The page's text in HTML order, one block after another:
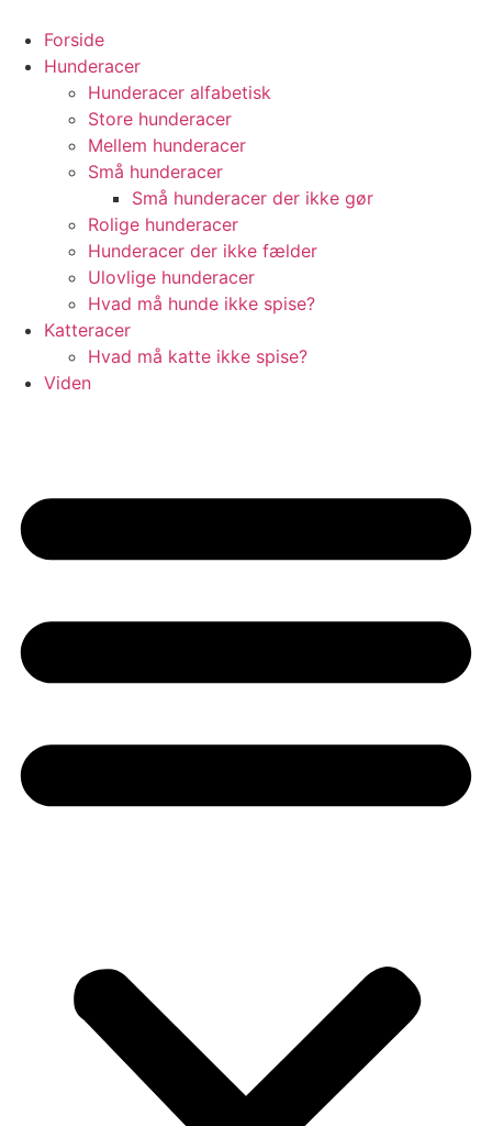
indhold
Forside
Hunderacer
Hunderacer alfabetisk
Store hunderacer
Mellem hunderacer
Små hunderacer
Små hunderacer der ikke gør
Rolige hunderacer
Hunderacer der ikke fælder
Ulovlige hunderacer
Hvad må hunde ikke spise?
Katteracer
Hvad må katte ikke spise?
Viden